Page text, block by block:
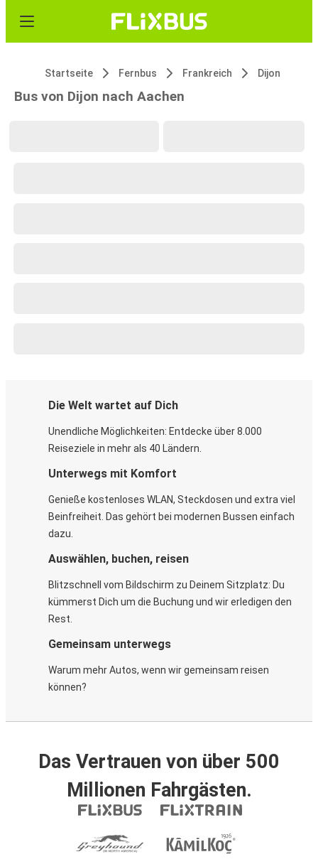
Startseite Fernbus Frankreich Dijon
Bus von Dijon nach Aachen
Die Welt wartet auf Dich
Unendliche Möglichkeiten: Entdecke über 8.000
Reiseziele in mehr als 40 Ländern.
Unterwegs mit Komfort
Genieße kostenloses WLAN, Steckdosen und extra viel
Beinfreiheit. Das gehört bei modernen Bussen einfach
dazu.
Auswählen, buchen, reisen
Blitzschnell vom Bildschirm zu Deinem Sitzplatz: Du
kümmerst Dich um die Buchung und wir erledigen den
Rest.
Gemeinsam unterwegs
Warum mehr Autos, wenn wir gemeinsam reisen
können?
Das Vertrauen von über 500
Millionen Fahrgästen.